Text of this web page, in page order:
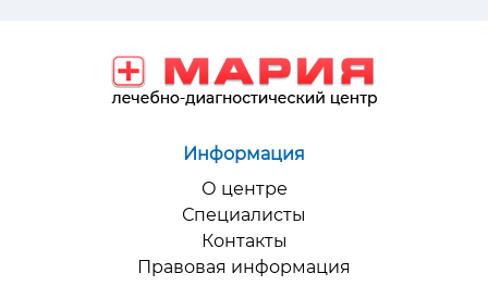
Информация
О центре
Специалисты
Контакты
Правовая информация